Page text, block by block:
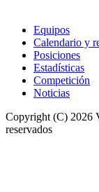
Equipos
Calendario y
Posiciones
Estadísticas
Competición
Noticias
Copyright (C) 2026
reservados